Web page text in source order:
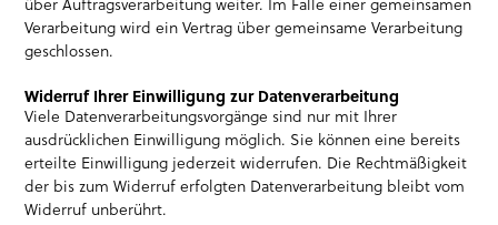
über Auftragsverarbeitung weiter. Im Falle einer gemeinsamen
Verarbeitung wird ein Vertrag über gemeinsame Verarbeitung
geschlossen.
Widerruf Ihrer Einwilligung zur Datenverarbeitung
Viele Datenverarbeitungsvorgänge sind nur mit Ihrer
ausdrücklichen Einwilligung möglich. Sie können eine bereits
erteilte Einwilligung jederzeit widerrufen. Die Rechtmäßigkeit
der bis zum Widerruf erfolgten Datenverarbeitung bleibt vom
Widerruf unberührt.